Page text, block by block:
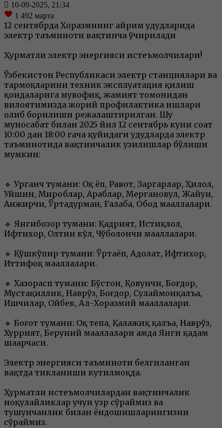
10-09-2025, 21:34
1 492 марта
12 сентябрда Хоразмнинг айрим ҳудудларида
электр таъминоти вақтинча ўчирилади
Ҳурматли электр энергияси истеъмолчилари!
Ўзбекистон Республикаси электр станциялари ва
тармоқларини техник эксплуатация қилиш
қоидаларига мувофиқ, жамият томонидан
вилоятимизда жорий профилактика ишлари
олиб борилиши режалаштирилган. Шу
муносабат билан 2025 йил 12 сентябрь куни соат
10:00 дан 18:00 гача қуйидаги ҳудудларда электр
таъминотида вақтинчалик узилишлар бўлиши
мумкин:
🔹 Урганч тумани: Оқ ёп, Равот, Заргарлар, Ҳилол,
Уйшин, Мироблар, Араблар, Мергановул, Жайҳун,
Анжирчи, Ўртадурман, Ғалаба, Обод маҳаллалари.
🔹 Янгибозор тумани: Қадрият, Истиқлол,
Ифтихор, Олтин кўл, Чўболончи маҳаллалари.
🔹 Қўшкўпир тумани: Ўртаёп, Адолат, Ифтихор,
Иттифоқ маҳаллалари.
🔹 Хазорасп тумани: Бўстон, Қовунчи, Боғдор,
Мустақиллик, Наврўз, Боғдор, Сулаймонқалъа,
Ишчилар, Ойбек, Ал-Хоразмий маҳаллалари.
🔹 Боғот тумани: Оқ тепа, Қалажиқ қалъа, Наврўз,
Хуррият, Беруний маҳаллалари ҳамда Янги қадам
шаҳарчаси.
Электр энергияси таъминоти белгиланган
вақтда тикланиши кутилмоқда.
Ҳурматли истеъмолчилардан вақтинчалик
ноқулайликлар учун узр сўраймиз ва
тушунчанлик билан ёндошишларингизни
сўраймиз.